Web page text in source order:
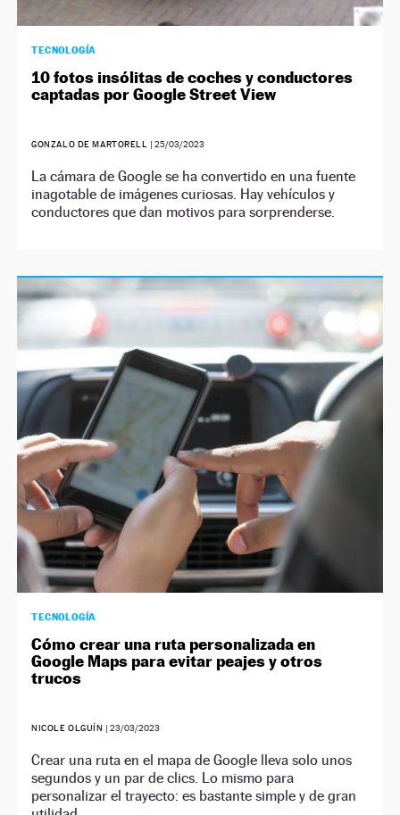
TECNOLOGÍA
10 fotos insólitas de coches y conductores
captadas por Google Street View
GONZALO DE MARTORELL |25/03/2023
La cámara de Google se ha convertido en una fuente
inagotable de imágenes curiosas. Hay vehículos y
conductores que dan motivos para sorprenderse.
TECNOLOGÍA
Cómo crear una ruta personalizada en
Google Maps para evitar peajes y otros
trucos
NICOLE OLGUÍN |23/03/2023
Crear una ruta en el mapa de Google lleva solo unos
segundos y un par de clics. Lo mismo para
personalizar el trayecto: es bastante simple y de gran